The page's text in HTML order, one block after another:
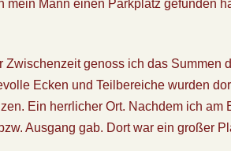
mein Mann einen Parkplatz gefunden
Zwischenzeit genoss ich das Summen
Ecken und Teilbereiche wurden
Ein herrlicher Ort. Nachdem ich
Ausgang gab. Dort war ein großer